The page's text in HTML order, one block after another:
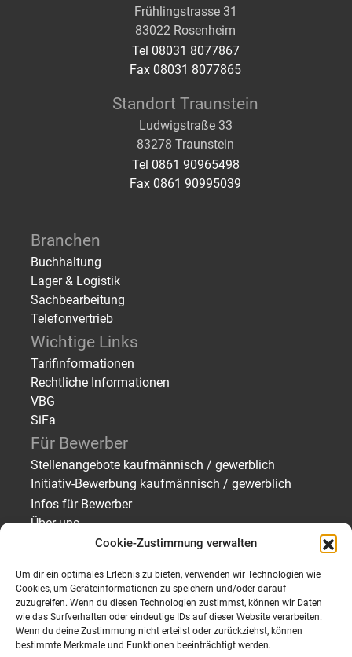
Cookie-Zustimmung verwalten
Um dir ein optimales Erlebnis zu bieten, verwenden wir Technologien wie
Cookies, um Geräteinformationen zu speichern und/oder darauf
zuzugreifen. Wenn du diesen Technologien zustimmst, können wir Daten
wie das Surfverhalten oder eindeutige IDs auf dieser Website verarbeiten.
Wenn du deine Zustimmung nicht erteilst oder zurückziehst, können
bestimmte Merkmale und Funktionen beeinträchtigt werden.
Frühlingstrasse 31
83022 Rosenheim
Tel 08031 8077867
Fax 08031 8077865
Standort Traunstein
Ludwigstraße 33
83278 Traunstein
Tel 0861 90965498
Fax 0861 90995039
Branchen
Buchhaltung
Lager & Logistik
Sachbearbeitung
Telefonvertrieb
Wichtige Links
Tarifinformationen
Rechtliche Informationen
VBG
SiFa
Für Bewerber
Stellenangebote kaufmännisch / gewerblich
Initiativ-Bewerbung kaufmännisch / gewerblich
Infos für Bewerber
Über uns
Für Arbeitgeber
Personal finden – Zeitarbeit/Vermittlung
Personal finden – Bewerberprofile
Personalanfrage senden
Über uns